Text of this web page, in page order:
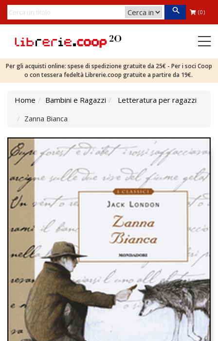
(0)
Per gli acquisti online: spese di spedizione gratuite da 25€ - Per i soci Coop
o con tessera fedeltà Librerie.coop gratuite a partire da 19€.
Home Bambini e Ragazzi
Letteratura per ragazzi
Zanna Bianca